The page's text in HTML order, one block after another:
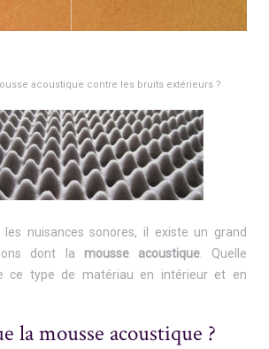
acoustique contre les bruits extérieurs ?
nuisances sonores, il existe un grand
dont la mousse acoustique. Quelle
ce type de matériau en intérieur et en
la mousse acoustique ?